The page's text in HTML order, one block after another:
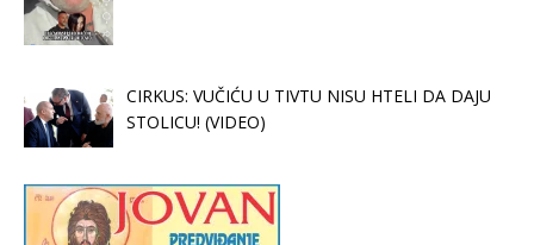
CIRKUS: VUČIĆU U TIVTU NISU HTELI DA DAJU
STOLICU! (VIDEO)